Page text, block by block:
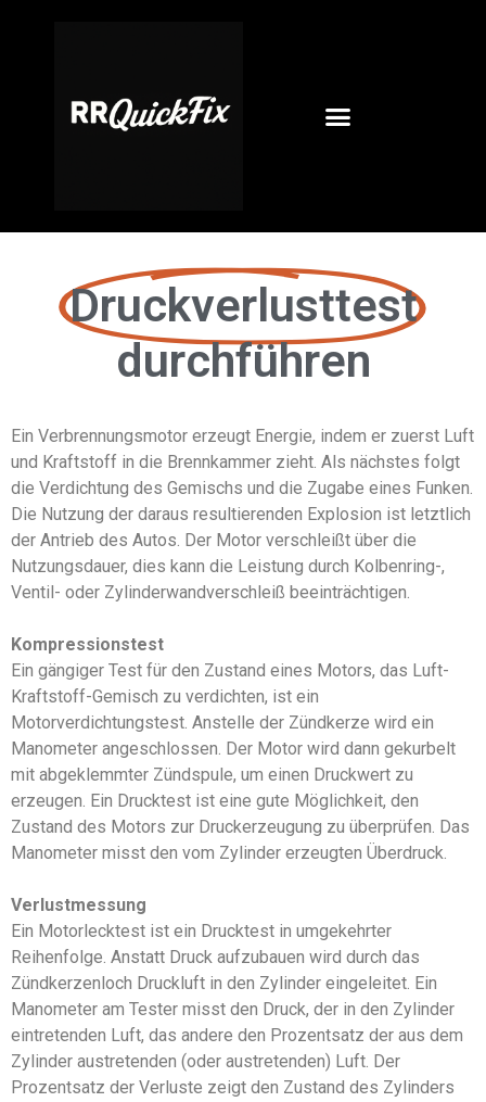
Druckverlusttest
durchführen
Ein Verbrennungsmotor erzeugt Energie, indem er zuerst Luft
und Kraftstoff in die Brennkammer zieht. Als nächstes folgt
die Verdichtung des Gemischs und die Zugabe eines Funken.
Die Nutzung der daraus resultierenden Explosion ist letztlich
der Antrieb des Autos. Der Motor verschleißt über die
Nutzungsdauer, dies kann die Leistung durch Kolbenring-,
Ventil- oder Zylinderwandverschleiß beeinträchtigen.
Kompressionstest
Ein gängiger Test für den Zustand eines Motors, das Luft-
Kraftstoff-Gemisch zu verdichten, ist ein
Motorverdichtungstest. Anstelle der Zündkerze wird ein
Manometer angeschlossen. Der Motor wird dann gekurbelt
mit abgeklemmter Zündspule, um einen Druckwert zu
erzeugen. Ein Drucktest ist eine gute Möglichkeit, den
Zustand des Motors zur Druckerzeugung zu überprüfen. Das
Manometer misst den vom Zylinder erzeugten Überdruck.
Verlustmessung
Ein Motorlecktest ist ein Drucktest in umgekehrter
Reihenfolge. Anstatt Druck aufzubauen wird durch das
Zündkerzenloch Druckluft in den Zylinder eingeleitet. Ein
Manometer am Tester misst den Druck, der in den Zylinder
eintretenden Luft, das andere den Prozentsatz der aus dem
Zylinder austretenden (oder austretenden) Luft. Der
Prozentsatz der Verluste zeigt den Zustand des Zylinders